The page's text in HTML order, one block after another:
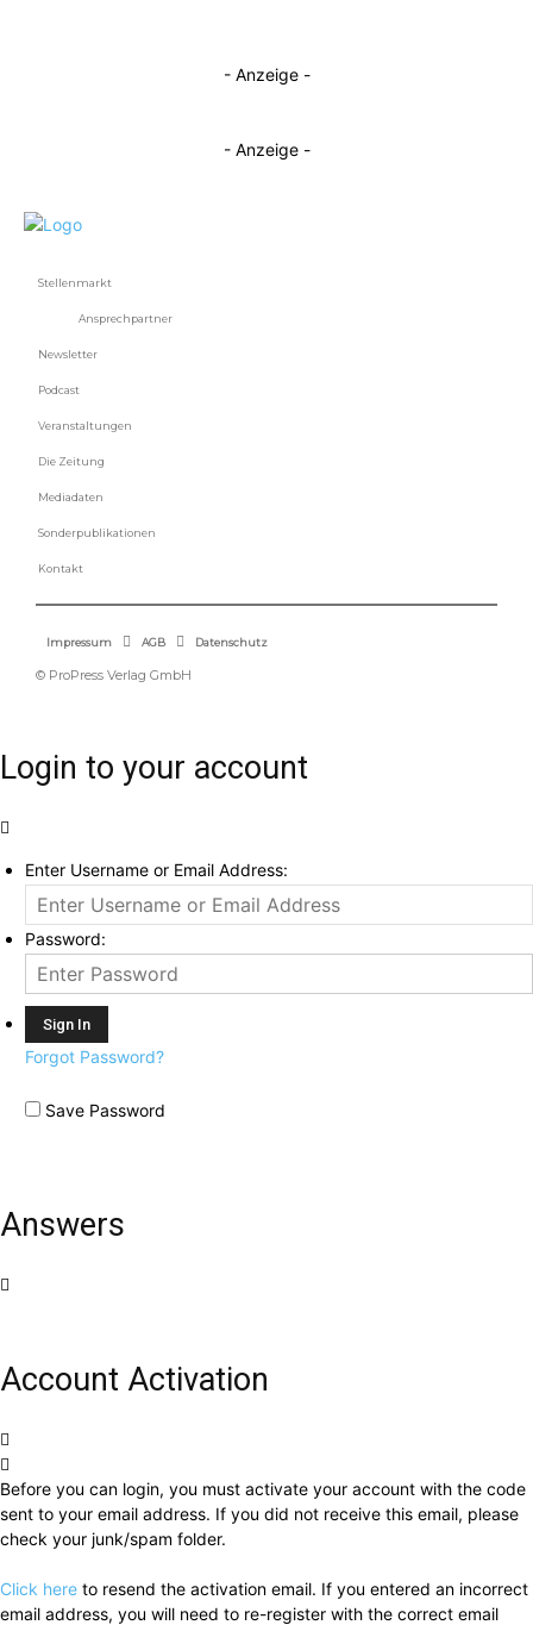
- Anzeige -
- Anzeige -
Stellenmarkt
Ansprechpartner
Newsletter
Podcast
Veranstaltungen
Die Zeitung
Mediadaten
Sonderpublikationen
Kontakt
Impressum AGB Datenschutz
© ProPress Verlag GmbH
Login to your account
Enter Username or Email Address:
Password:
Forgot Password?
Save Password
Answers
Account Activation
Before you can login, you must activate your account with the code
sent to your email address. If you did not receive this email, please
check your junk/spam folder.
Click here to resend the activation email. If you entered an incorrect
email address, you will need to re-register with the correct email